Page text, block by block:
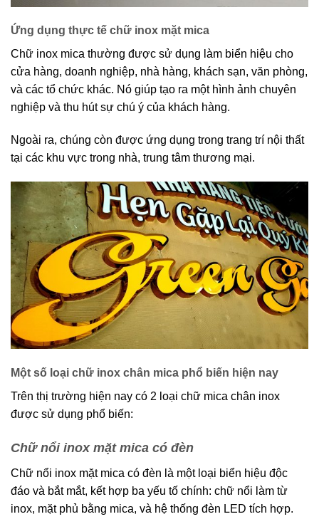
Ứng dụng thực tế chữ inox mặt mica
Chữ inox mica thường được sử dụng làm biển hiệu cho
cửa hàng, doanh nghiệp, nhà hàng, khách sạn, văn phòng,
và các tổ chức khác. Nó giúp tạo ra một hình ảnh chuyên
nghiệp và thu hút sự chú ý của khách hàng.
Ngoài ra, chúng còn được ứng dụng trong trang trí nội thất
tại các khu vực trong nhà, trung tâm thương mại.
Một số loại chữ inox chân mica phổ biến hiện nay
Trên thị trường hiện nay có 2 loại chữ mica chân inox
được sử dụng phổ biến:
Chữ nổi inox mặt mica có đèn
Chữ nổi inox mặt mica có đèn là một loại biển hiệu độc
đáo và bắt mắt, kết hợp ba yếu tố chính: chữ nổi làm từ
inox, mặt phủ bằng mica, và hệ thống đèn LED tích hợp.